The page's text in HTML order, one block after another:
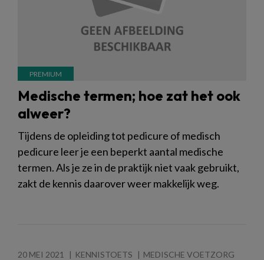
Medische termen; hoe zat het ook
alweer?
Tijdens de opleiding tot pedicure of medisch
pedicure leer je een beperkt aantal medische
termen. Als je ze in de praktijk niet vaak gebruikt,
zakt de kennis daarover weer makkelijk weg.
20 MEI 2021 KENNISTOETS MEDISCHE VOETZORG